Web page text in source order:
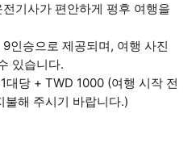
기사가 편안하게 펑후 여행을
인승으로 제공되며, 여행 사진
있습니다.
대당 + TWD 1000 (여행 시작 전
해 주시기 바랍니다.)